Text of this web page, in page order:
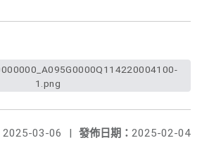
1.png
發佈日期： 2025-02-04
2025-03-06 |